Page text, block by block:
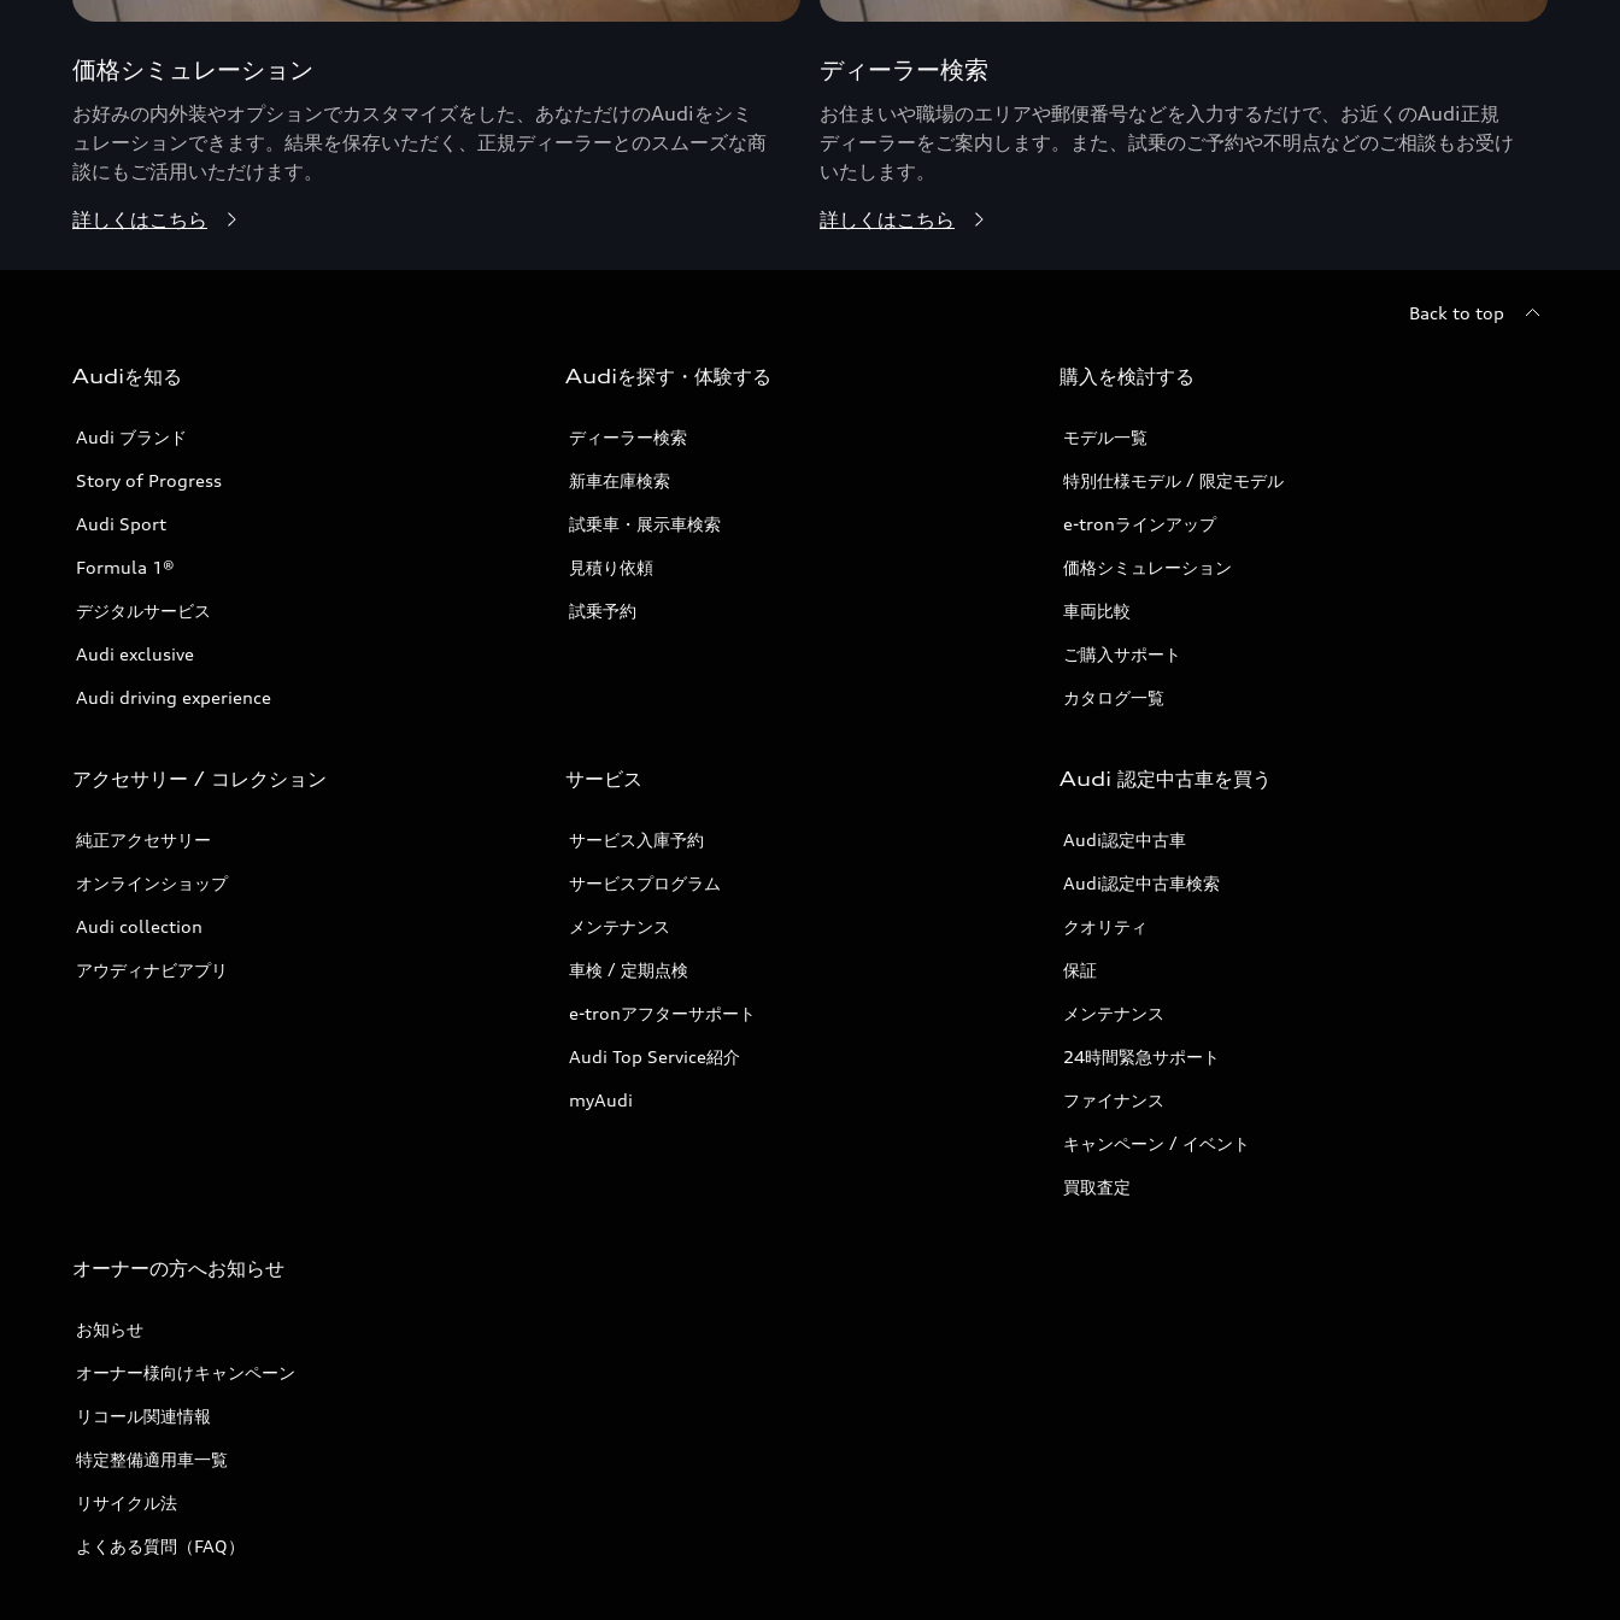
価格シミュレーション
お好みの内外装やオプションでカスタマイズをした、あなただけのAudiをシミ
ュレーションできます。結果を保存いただく、正規ディーラーとのスムーズな商
談にもご活用いただけます。
詳しくはこちら
ディーラー検索
お住まいや職場のエリアや郵便番号などを入力するだけで、お近くのAudi正規
ディーラーをご案内します。また、試乗のご予約や不明点などのご相談もお受け
いたします。
詳しくはこちら
Back to top
Audiを知る
Audi ブランド
Story of Progress
Audi Sport
Formula 1®
デジタルサービス
Audi exclusive
Audi driving experience
Audiを探す・体験する
ディーラー検索
新車在庫検索
試乗車・展示車検索
見積り依頼
試乗予約
購入を検討する
モデル一覧
特別仕様モデル / 限定モデル
e-tronラインアップ
価格シミュレーション
車両比較
ご購入サポート
カタログ一覧
アクセサリー / コレクション
純正アクセサリー
オンラインショップ
Audi collection
アウディナビアプリ
サービス
サービス入庫予約
サービスプログラム
メンテナンス
車検 / 定期点検
e-tronアフターサポート
Audi Top Service紹介
myAudi
Audi 認定中古車を買う
Audi認定中古車
Audi認定中古車検索
クオリティ
保証
メンテナンス
24時間緊急サポート
ファイナンス
キャンペーン / イベント
買取査定
オーナーの方へお知らせ
お知らせ
オーナー様向けキャンペーン
リコール関連情報
特定整備適用車一覧
リサイクル法
よくある質問（FAQ）